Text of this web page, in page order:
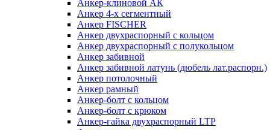
Анкер-клиновой АК
Анкер 4-х сегментный
Анкер FISCHER
Анкер двухраспорный с кольцом
Анкер двухраспорный с полукольцом
Анкер забивной
Анкер забивной латунь (дюбель лат.распорн.)
Анкер потолочный
Анкер рамный
Анкер-болт с кольцом
Анкер-болт с крюком
Анкер-гайка двухраспорный LTP